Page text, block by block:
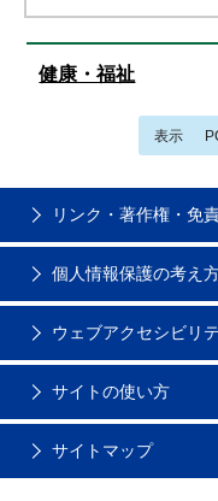
健康・福祉
表示
リンク・著作権・免
個人情報保護の考え
ウェブアクセシビリ
サイトの使い方
サイトマップ